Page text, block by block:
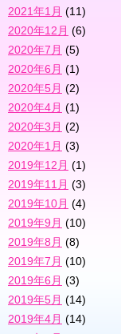
2021年1月 (11)
2020年12月 (6)
2020年7月 (5)
2020年6月 (1)
2020年5月 (2)
2020年4月 (1)
2020年3月 (2)
2020年1月 (3)
2019年12月 (1)
2019年11月 (3)
2019年10月 (4)
2019年9月 (10)
2019年8月 (8)
2019年7月 (10)
2019年6月 (3)
2019年5月 (14)
2019年4月 (14)